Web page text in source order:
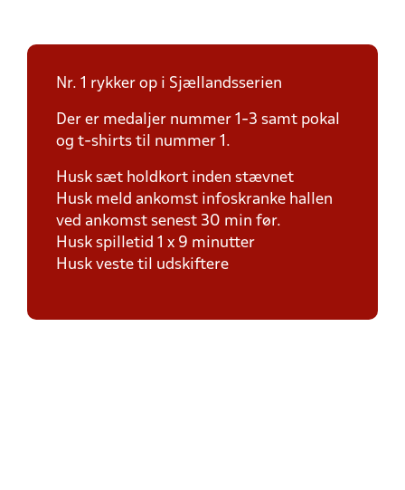
Nr. 1 rykker op i Sjællandsserien
Der er medaljer nummer 1-3 samt pokal
og t-shirts til nummer 1.
Husk sæt holdkort inden stævnet
Husk meld ankomst infoskranke hallen
ved ankomst senest 30 min før.
Husk spilletid 1 x 9 minutter
Husk veste til udskiftere